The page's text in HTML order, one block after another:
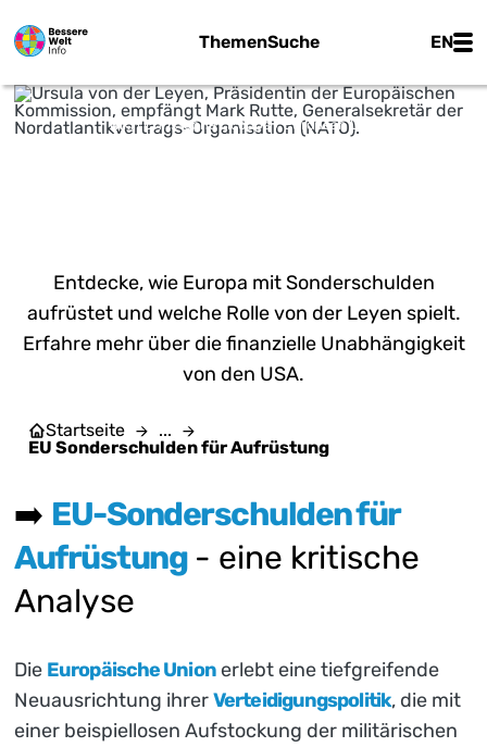
ThemenSuche EN
Wiki | Christophe Licoppe / European Union - CC BY 4.0
Entdecke, wie Europa mit Sonderschulden
aufrüstet und welche Rolle von der Leyen spielt.
Erfahre mehr über die finanzielle Unabhängigkeit
von den USA.
Startseite
...
EU Sonderschulden für Aufrüstung
➡️ EU-Sonderschulden für
Aufrüstung- eine kritische
Analyse
Die Europäische Unionerlebt eine tiefgreifende
Neuausrichtung ihrerVerteidigungspolitik, die mit
einer beispiellosen Aufstockung der militärischen